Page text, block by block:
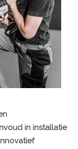
in installatie